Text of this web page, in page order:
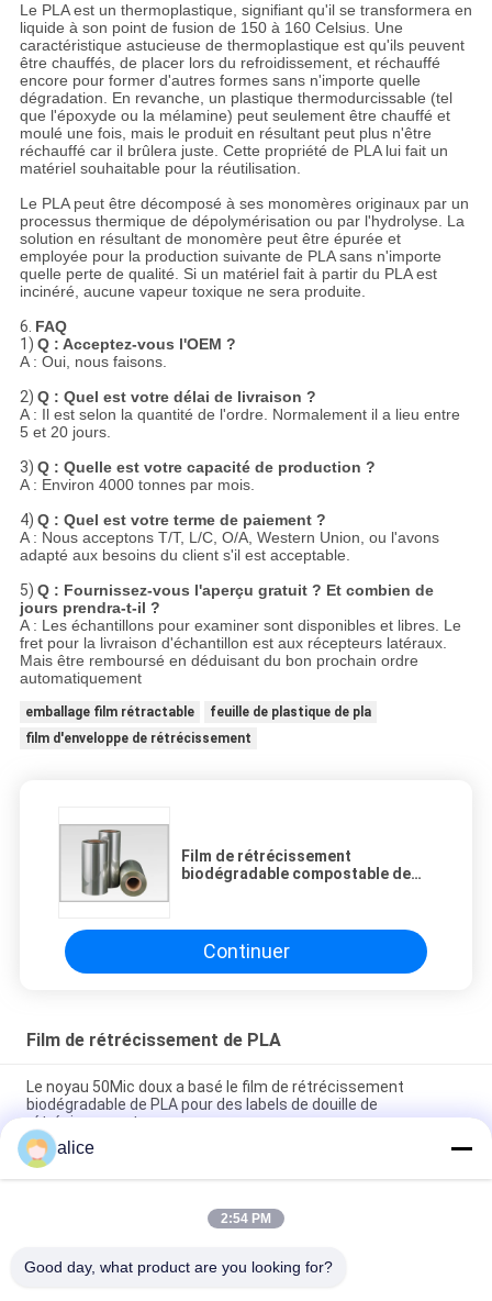
Le PLA est un thermoplastique, signifiant qu'il se transformera en
liquide à son point de fusion de 150 à 160 Celsius. Une
caractéristique astucieuse de thermoplastique est qu'ils peuvent
être chauffés, de placer lors du refroidissement, et réchauffé
encore pour former d'autres formes sans n'importe quelle
dégradation. En revanche, un plastique thermodurcissable (tel
que l'époxyde ou la mélamine) peut seulement être chauffé et
moulé une fois, mais le produit en résultant peut plus n'être
réchauffé car il brûlera juste. Cette propriété de PLA lui fait un
matériel souhaitable pour la réutilisation.
Le PLA peut être décomposé à ses monomères originaux par un
processus thermique de dépolymérisation ou par l'hydrolyse. La
solution en résultant de monomère peut être épurée et
employée pour la production suivante de PLA sans n'importe
quelle perte de qualité. Si un matériel fait à partir du PLA est
incinéré, aucune vapeur toxique ne sera produite.
6. FAQ
1) Q : Acceptez-vous l'OEM ?
A : Oui, nous faisons.
2) Q : Quel est votre délai de livraison ?
A : Il est selon la quantité de l'ordre. Normalement il a lieu entre
5 et 20 jours.
3) Q : Quelle est votre capacité de production ?
A : Environ 4000 tonnes par mois.
4) Q : Quel est votre terme de paiement ?
A : Nous acceptons T/T, L/C, O/A, Western Union, ou l'avons
adapté aux besoins du client s'il est acceptable.
5) Q : Fournissez-vous l'aperçu gratuit ? Et combien de
jours prendra-t-il ?
A : Les échantillons pour examiner sont disponibles et libres. Le
fret pour la livraison d'échantillon est aux récepteurs latéraux.
Mais être remboursé en déduisant du bon prochain ordre
automatiquement
emballage film rétractable
feuille de plastique de pla
film d'enveloppe de rétrécissement
Film de rétrécissement
biodégradable compostable de
Continuer
Film de rétrécissement de PLA
Le noyau 50Mic doux a basé le film de rétrécissement
biodégradable de PLA pour des labels de douille de
rétrécissement
Film de rétrécissement transparent biodégradable de PLA de
100% Rolls favorable à l'environnement
La douille de rétrécissement marque la feuille de plastique de
alice
2:54 PM
Good day, what product are you looking for?